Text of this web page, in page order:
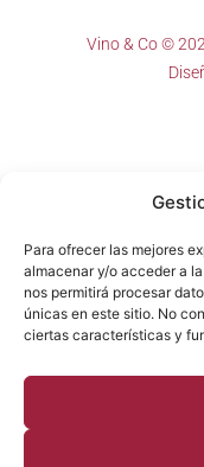
Para ofrecer las mejores
almacenar y/o acceder a
nos permitirá procesar
únicas en este sitio. No
ciertas características y
Vino & Co ©